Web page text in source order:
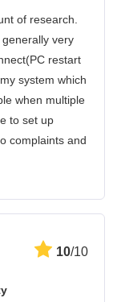
of research.
very
restart
system which
when multiple
to set up
complaints and
10/10